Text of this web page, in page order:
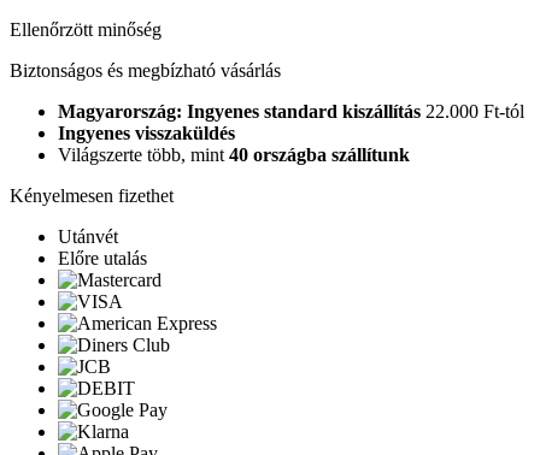
Ellenőrzött minőség
Biztonságos és megbízható vásárlás
Magyarország: Ingyenes standard kiszállítás 22.000 Ft-tól
Ingyenes visszaküldés
Világszerte több, mint 40 országba szállítunk
Kényelmesen fizethet
Utánvét
Előre utalás